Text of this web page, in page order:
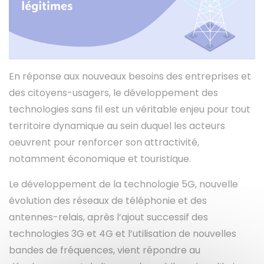
Instagram
En réponse aux nouveaux besoins des entreprises et
des citoyens-usagers, le développement des
technologies sans fil est un véritable enjeu pour tout
territoire dynamique au sein duquel les acteurs
oeuvrent pour renforcer son attractivité,
notamment économique et touristique.
Le développement de la technologie 5G, nouvelle
évolution des réseaux de téléphonie et des
antennes-relais, après l’ajout successif des
technologies 3G et 4G et l’utilisation de nouvelles
bandes de fréquences, vient répondre au